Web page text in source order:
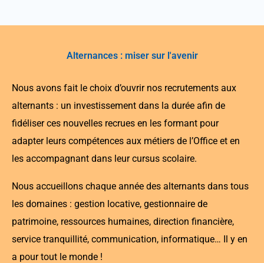
Alternances : miser sur l'avenir
Nous avons fait le choix d’ouvrir nos recrutements aux
alternants : un investissement dans la durée afin de
fidéliser ces nouvelles recrues en les formant pour
adapter leurs compétences aux métiers de l’Office et en
les accompagnant dans leur cursus scolaire.
Nous accueillons chaque année des alternants dans tous
les domaines : gestion locative, gestionnaire de
patrimoine, ressources humaines, direction financière,
service tranquillité, communication, informatique… Il y en
a pour tout le monde !